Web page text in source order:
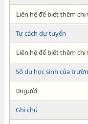
Liên hệ để biết thêm chi
Tư cách dự tuyển
Liên hệ để biết thêm chi
Số du học sinh của
0người
Ghi chú